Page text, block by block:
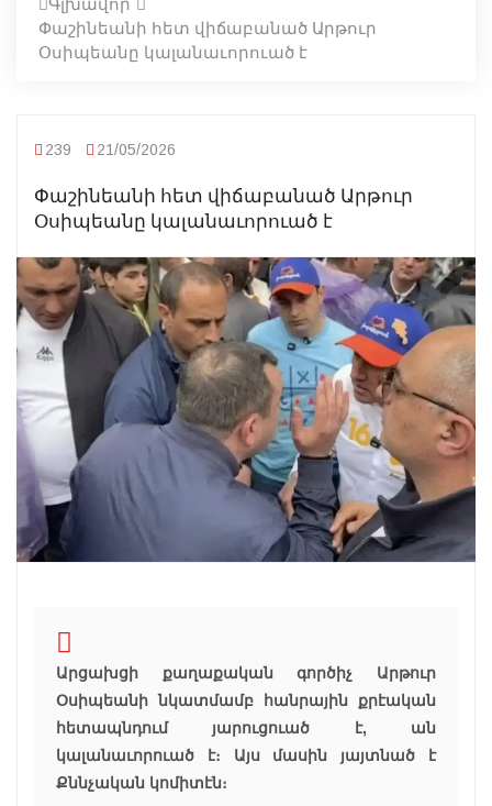
Փաշինեանի հետ վիճաբանած Արթուր
Օսիպեանը կալանաւորուած է
239 21/05/2026
Փաշինեանի հետ վիճաբանած Արթուր
Օսիպեանը կալանաւորուած է
Արցախցի քաղաքական գործիչ Արթուր
Օսիպեանի նկատմամբ հանրային քրէական
հետապնդում յարուցուած է, ան
կալանաւորուած է։ Այս մասին յայտնած է
Քննչական կոմիտէն։